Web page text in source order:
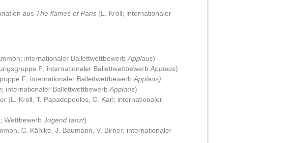
aus The flames of Paris (L. Kroll; internationaler
internationaler Ballettwettbewerb Applaus)
F; internationaler Ballettwettbewerb Applaus)
F; internationaler Ballettwettbewerb Applaus)
internationaler Ballettwettbewerb Applaus)
(L. Kroll, T. Papadopoulos, C. Karl; internationaler
Wettbewerb Jugend tanzt)
C. Kählke, J. Baumann, V. Birner; internationaler